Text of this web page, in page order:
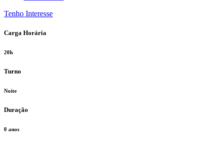
Tenho Interesse
Carga Horária
20h
Turno
Noite
Duração
0 anos